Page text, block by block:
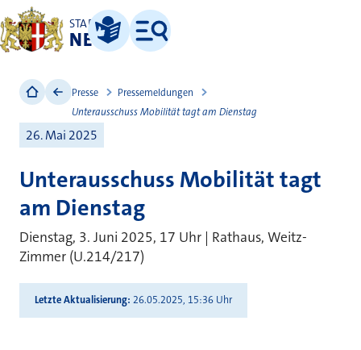
STADT
NEUSS
Leichte Sprache
Menü
Presse
Pressemeldungen
Unterausschuss Mobilität tagt am Dienstag
26. Mai 2025
Unterausschuss Mobilität tagt
am Dienstag
Dienstag, 3. Juni 2025, 17 Uhr | Rathaus, Weitz-
Zimmer (U.214/217)
Letzte Aktualisierung 26.05.2025, 15:36 Uhr